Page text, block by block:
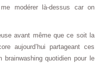
modérer là-dessus car on
avant même que ce soit la
aujourd’hui partageant ces
quotidien pour le